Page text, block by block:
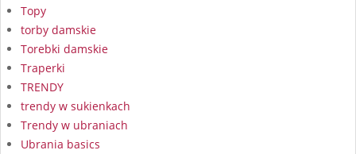
Topy
torby damskie
Torebki damskie
Traperki
TRENDY
trendy w sukienkach
Trendy w ubraniach
Ubrania basics